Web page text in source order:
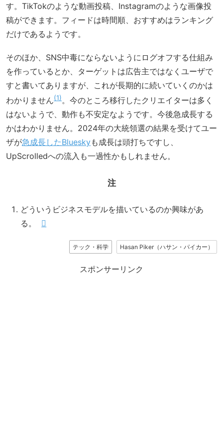
す。TikTokのような動画投稿、Instagramのような画像投
稿ができます。フィードは時間順、おすすめはランキング
だけであるようです。
そのほか、SNS中毒にならないようにログオフする仕組み
を作っているとか、ターゲットは広告主ではなくユーザで
すと書いてありますが、これが長期的に続いていくのかは
わかりません 1 。今のところ移行したクリエイターは多く
はないようで、動作も不安定なようです。今後急成長する
かはわかりません。2024年の大統領選の結果を受けてユー
ザが急成長したBlueskyも成長は頭打ちですし、
UpScrolledへの流入も一過性かもしれません。
注
どういうビジネスモデルを描いているのか興味があ
る。
テック・科学 Hasan Piker（ハサン・パイカー）
スポンサーリンク